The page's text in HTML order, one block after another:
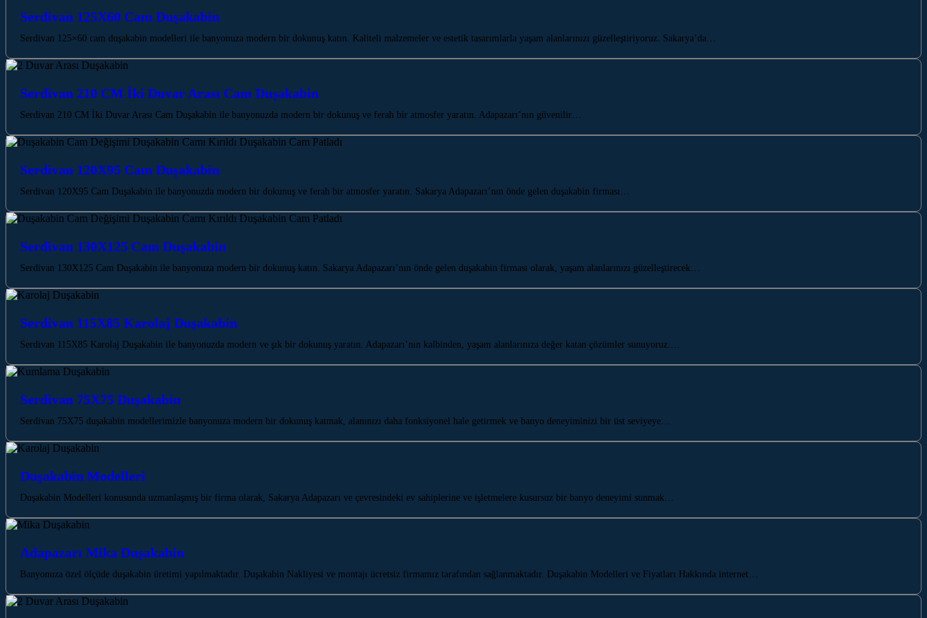
Serdivan 125X60 Cam Duşakabin
Serdivan 125×60 cam duşakabin modelleri ile banyonuza modern bir dokunuş katın. Kaliteli malzemeler ve estetik tasarımlarla yaşam alanlarınızı güzelleştiriyoruz. Sakarya’da…
Serdivan 210 CM İki Duvar Arası Cam Duşakabin
Serdivan 210 CM İki Duvar Arası Cam Duşakabin ile banyonuzda modern bir dokunuş ve ferah bir atmosfer yaratın. Adapazarı’nın güvenilir…
Serdivan 120X95 Cam Duşakabin
Serdivan 120X95 Cam Duşakabin ile banyonuzda modern bir dokunuş ve ferah bir atmosfer yaratın. Sakarya Adapazarı’nın önde gelen duşakabin firması…
Serdivan 130X125 Cam Duşakabin
Serdivan 130X125 Cam Duşakabin ile banyonuza modern bir dokunuş katın. Sakarya Adapazarı’nın önde gelen duşakabin firması olarak, yaşam alanlarınızı güzelleştirecek…
Serdivan 115X85 Karolaj Duşakabin
Serdivan 115X85 Karolaj Duşakabin ile banyonuzda modern ve şık bir dokunuş yaratın. Adapazarı’nın kalbinden, yaşam alanlarınıza değer katan çözümler sunuyoruz.…
Serdivan 75X75 Duşakabin
Serdivan 75X75 duşakabin modellerimizle banyonuza modern bir dokunuş katmak, alanınızı daha fonksiyonel hale getirmek ve banyo deneyiminizi bir üst seviyeye…
Duşakabin Modelleri
Duşakabin Modelleri konusunda uzmanlaşmış bir firma olarak, Sakarya Adapazarı ve çevresindeki ev sahiplerine ve işletmelere kusursuz bir banyo deneyimi sunmak…
Adapazarı Mika Duşakabin
Banyonuza özel ölçüde duşakabin üretimi yapılmaktadır. Duşakabin Nakliyesi ve montajı ücretsiz firmamız tarafından sağlanmaktadır. Duşakabin Modelleri ve Fiyatları Hakkında internet…